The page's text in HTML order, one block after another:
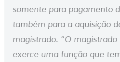
somente para pagamento
também para a aquisição
magistrado. “O
exerce uma função que